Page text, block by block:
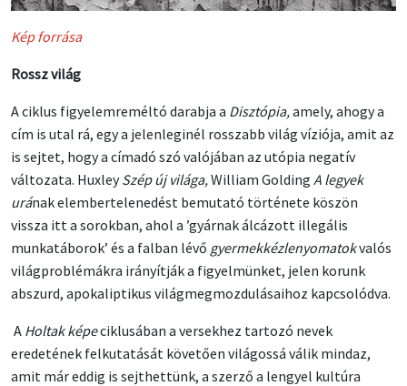
Kép forrása
Rossz világ
A ciklus figyelemreméltó darabja a Disztópia,amely, ahogy a
cím is utal rá, egy a jelenleginél rosszabb világ víziója, amit az
is sejtet, hogy a címadó szó valójában az utópia negatív
változata. HuxleySzép új világa,William Golding A legyek
urának elembertelenedést bemutató története köszön
vissza itt a sorokban, ahol a ’gyárnak álcázott illegális
munkatáborok’ és a falban lévő gyermekkézlenyomatokvalós
világproblémákra irányítják a figyelmünket, jelen korunk
abszurd, apokaliptikus világmegmozdulásaihoz kapcsolódva.
A Holtak képeciklusában a versekhez tartozó nevek
eredetének felkutatását követően világossá válik mindaz,
amit már eddig is sejthettünk, a szerző a lengyel kultúra